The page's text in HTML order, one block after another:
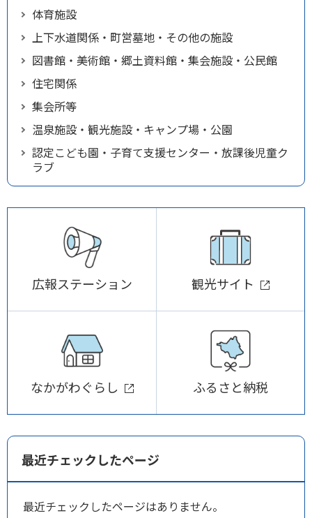
体育施設
上下水道関係・町営墓地・その他の施設
図書館・美術館・郷土資料館・集会施設・公民館
住宅関係
集会所等
温泉施設・観光施設・キャンプ場・公園
認定こども園・子育て支援センター・放課後児童ク
ラブ
広報ステーション 観光サイト
なかがわぐらし ふるさと納税
最近チェックしたページ
最近チェックしたページはありません。